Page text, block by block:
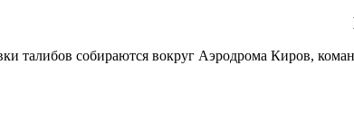
талибов собираются вокруг Аэродрома Киров,